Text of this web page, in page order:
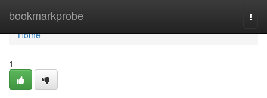
bookmarkprobe
Home
Home
1